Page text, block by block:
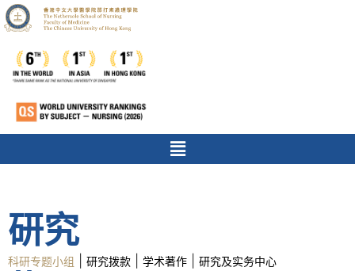
研究
科研专题小组 研究拨款 学术著作 研究及实务中心